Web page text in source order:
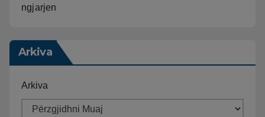
ngjarjen
Arkiva
Arkiva